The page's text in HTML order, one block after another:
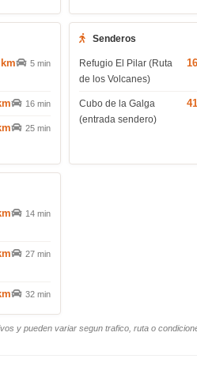
5 min
16 min
25 min
Senderos
Refugio El Pilar (Ruta
de los Volcanes)
Cubo de la Galga
(entrada sendero)
14 min
27 min
32 min
y pueden variar segun trafico, ruta o